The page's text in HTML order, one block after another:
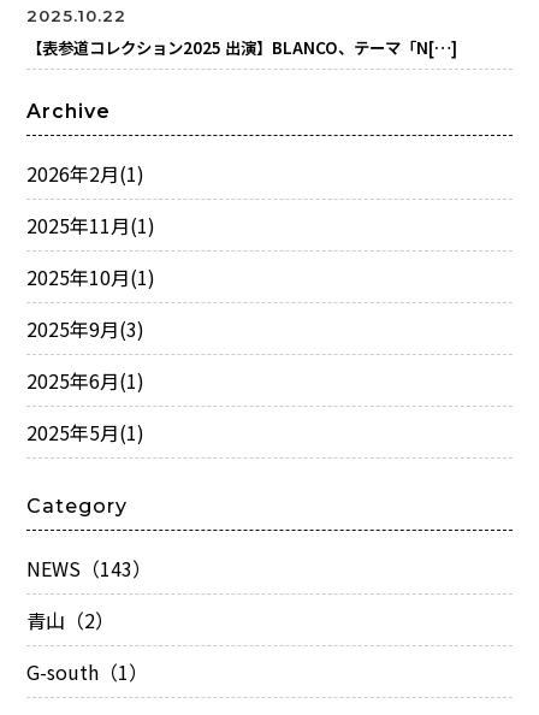
2025.10.22
【表参道コレクション2025 出演】BLANCO、テーマ「N[…]
Archive
2026年2月(1)
2025年11月(1)
2025年10月(1)
2025年9月(3)
2025年6月(1)
2025年5月(1)
Category
NEWS（143）
青山（2）
G-south（1）